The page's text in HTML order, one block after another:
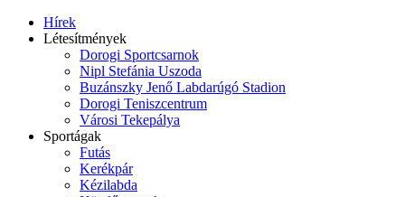
Hírek
Létesítmények
Dorogi Sportcsarnok
Nipl Stefánia Uszoda
Buzánszky Jenő Labdarúgó Stadion
Dorogi Teniszcentrum
Városi Tekepálya
Sportágak
Futás
Kerékpár
Kézilabda